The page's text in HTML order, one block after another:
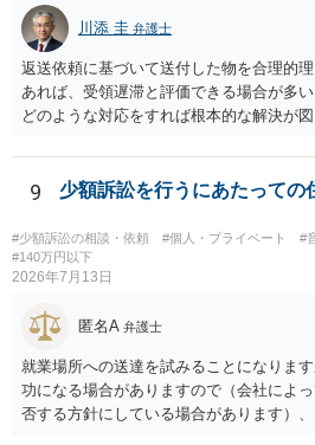
ダメージが大きく」という理由では、慰
せん。
川添 圭 弁護士
返送依頼に基づいて送付した物を合理的
あれば、受領遅滞と評価できる場合が多
どのような対応をすれば根本的な解決が
料します。
9 少額訴訟を行うにあたっての
#少額訴訟の相談・依頼 #個人・プライベート
#
#140万円以下
2026年7月13日
匿名A 弁護士
就業場所への送達を試みることになりま
功になる場合がありますので（会社によ
否する方針にしている場合があります）